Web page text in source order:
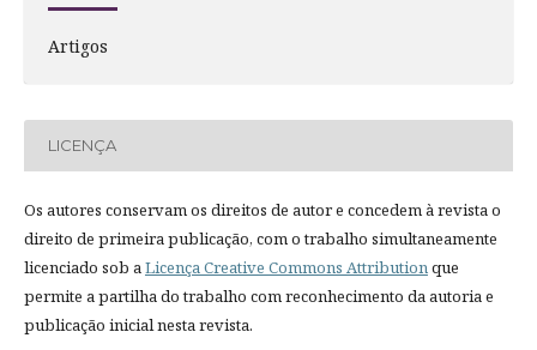
Artigos
LICENÇA
Os autores conservam os direitos de autor e concedem à revista o
direito de primeira publicação, com o trabalho simultaneamente
licenciado sob a Licença Creative Commons Attribution que
permite a partilha do trabalho com reconhecimento da autoria e
publicação inicial nesta revista.